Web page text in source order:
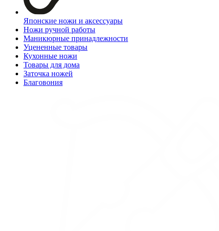
Японские ножи и аксессуары
Ножи ручной работы
Маникюрные принадлежности
Уцененные товары
Кухонные ножи
Товары для дома
Заточка ножей
Благовония